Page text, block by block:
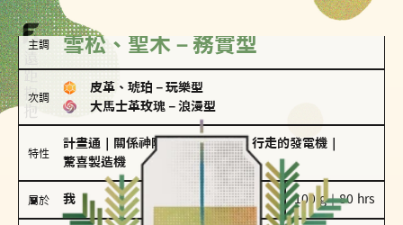
主調 雪松、聖木－務實型
次調
皮革、琥珀 － 玩樂型
大馬士革玫瑰 － 浪漫型
特性
計畫通 關係神隊友 滿懂撩的｜ 行走的發電機
驚喜製造機
屬於 我 100 g｜80 hrs